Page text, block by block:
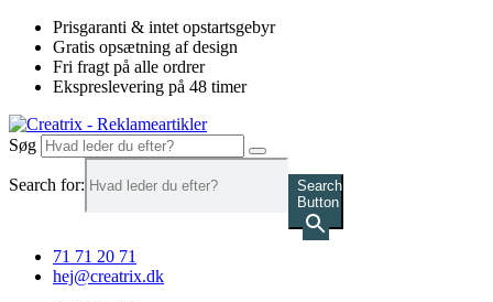
Videre
indhold
Prisgaranti & intet opstartsgebyr
Gratis opsætning af design
Fri fragt på alle ordrer
Ekspreslevering på 48 timer
Søg
Search for:
Search
Button
71 71 20 71
hej@creatrix.dk